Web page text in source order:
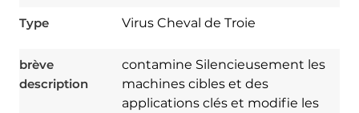
Type Virus Cheval de Troie
brève
description
contamine Silencieusement les
machines cibles et des
applications clés et modifie les